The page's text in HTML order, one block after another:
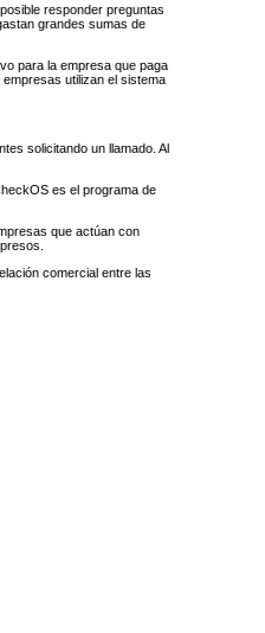
responder preguntas
grandes sumas de
para la empresa que paga
utilizan el sistema
solicitando un llamado. Al
es el programa de
que actúan con
comercial entre las